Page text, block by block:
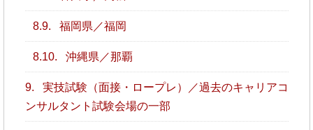
8.9. 福岡県／福岡
8.10. 沖縄県／那覇
9.
実技試験（面接・ロープレ）／過去のキャリアコ
ンサルタント試験会場の一部